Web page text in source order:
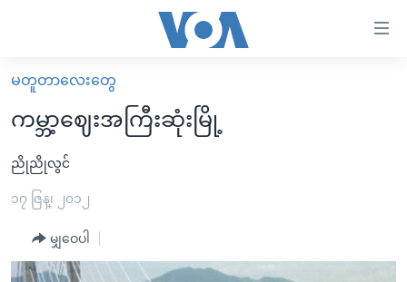
လွယ်ကူ
စေ
Link
များ
အကြောင်းအရာ
မူလစာမျက်နှာ
မြန်မာ
ကမ္ဘာ့သတင်းများ
နိုင်ငံတကာ
တရုတ်
ဗွီဒီယို
ရပ်ဝန်းတခု လမ်းတခု အလွန်
မတူတာလေးတွေ
ကမ္ဘာ့ဈေးအကြီးဆုံးမြို့
ညိုညိုလွင်
၁၇ ဇြန္၊ ၂၀၁၂
မျှဝေပါ